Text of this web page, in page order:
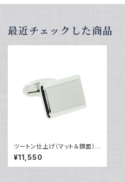
最近チェックした商品
ツートン仕上げ（マット＆鏡面）カ
フリンクス VQC-0808
¥11,550